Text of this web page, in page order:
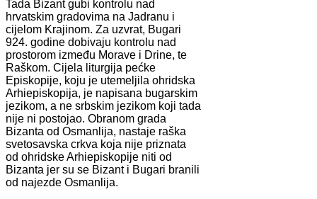
Tada Bizant gubi kontrolu nad
hrvatskim gradovima na Jadranu i
cijelom Krajinom. Za uzvrat, Bugari
924. godine dobivaju kontrolu nad
prostorom između Morave i Drine, te
Raškom. Cijela liturgija pećke
Episkopije, koju je utemeljila ohridska
Arhiepiskopija, je napisana bugarskim
jezikom, a ne srbskim jezikom koji tada
nije ni postojao. Obranom grada
Bizanta od Osmanlija, nastaje raška
svetosavska crkva koja nije priznata
od ohridske Arhiepiskopije niti od
Bizanta jer su se Bizant i Bugari branili
od najezde Osmanlija.